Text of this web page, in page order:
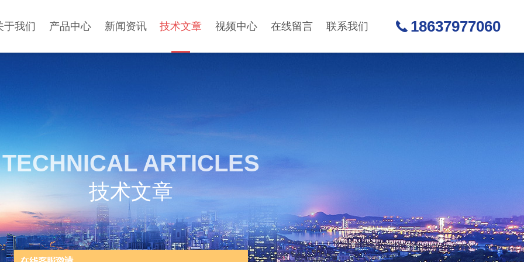
于我们 产品中心 新闻资讯 技术文章 视频中心 在线留言 联系我们 18637977060
TECHNICAL ARTICLES
技术文章